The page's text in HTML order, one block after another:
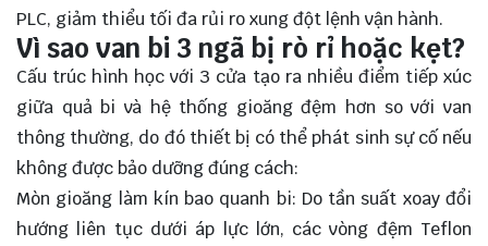
PLC, giảm thiểu tối đa rủi ro xung đột lệnh vận hành.
Vì sao van bi 3 ngã bị rò rỉ hoặc kẹt?
Cấu trúc hình học với 3 cửa tạo ra nhiều điểm tiếp xúc
giữa quả bi và hệ thống gioăng đệm hơn so với van
thông thường, do đó thiết bị có thể phát sinh sự cố nếu
không được bảo dưỡng đúng cách:
Mòn gioăng làm kín bao quanh bi: Do tần suất xoay đổi
hướng liên tục dưới áp lực lớn, các vòng đệm Teflon